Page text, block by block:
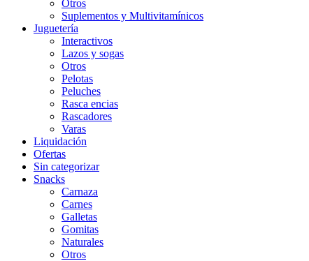
Otros
Suplementos y Multivitamínicos
Juguetería
Interactivos
Lazos y sogas
Otros
Pelotas
Peluches
Rasca encias
Rascadores
Varas
Liquidación
Ofertas
Sin categorizar
Snacks
Carnaza
Carnes
Galletas
Gomitas
Naturales
Otros